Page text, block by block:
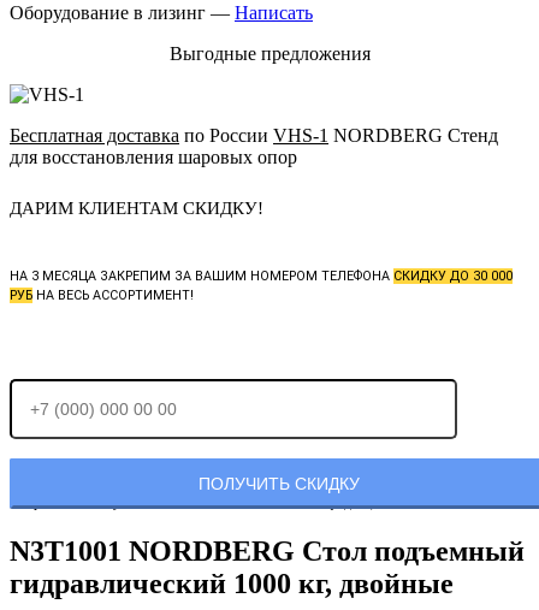
Оборудование в лизинг — Написать
Выгодные предложения
Бесплатная доставка по России VHS-1 NORDBERG Стенд
для восстановления шаровых опор
ДАРИМ КЛИЕНТАМ СКИДКУ!
НА 3 МЕСЯЦА ЗАКРЕПИМ ЗА ВАШИМ НОМЕРОМ ТЕЛЕФОНА СКИДКУ ДО 30 000
РУБ НА ВЕСЬ АССОРТИМЕНТ!
Отправляя заявку, Вы соглашаетесь сполитикой конфиденциальности.
N3T1001 NORDBERG Стол подъемный
гидравлический 1000 кг, двойные